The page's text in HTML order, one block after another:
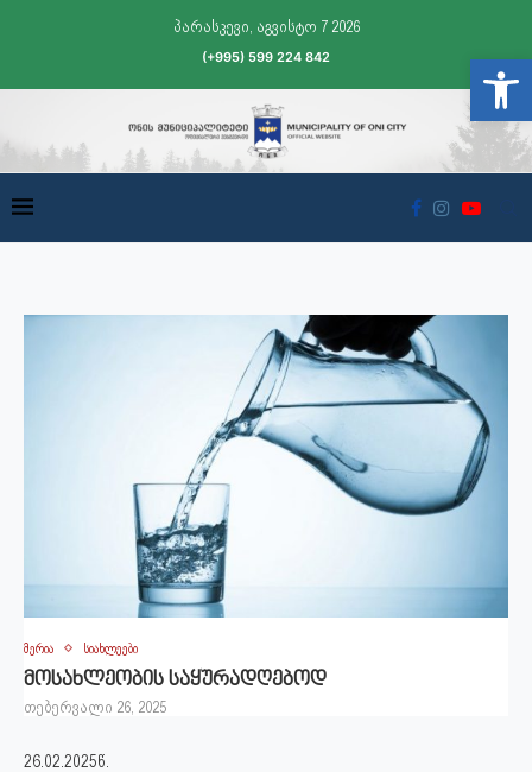
პარასკევი, აგვისტო 7 2026
(+995) 599 224 842
მერია სიახლეები
მოსახლეობის საყურადღებოდ
თებერვალი 26, 2025
26.02.2025წ.